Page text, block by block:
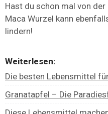
Hast du schon mal von der
Maca Wurzel kann
lindern!
Weiterlesen:
Die besten Lebensmittel
Granatapfel – Die